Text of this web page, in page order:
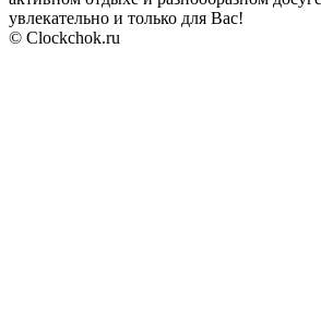
увлекательно и только для Вас!
© Clockchok.ru